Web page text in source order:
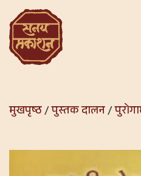
मुखपृष्ठ/पुस्तक दालन/